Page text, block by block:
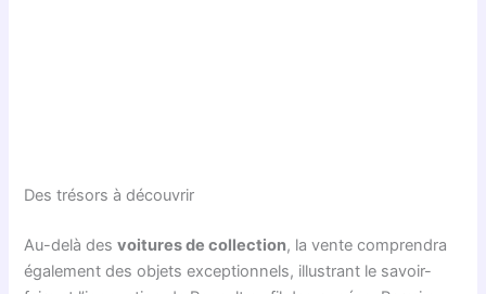
Des trésors à découvrir
Au-delà desvoitures de collection, la vente comprendra
également des objets exceptionnels, illustrant le savoir-